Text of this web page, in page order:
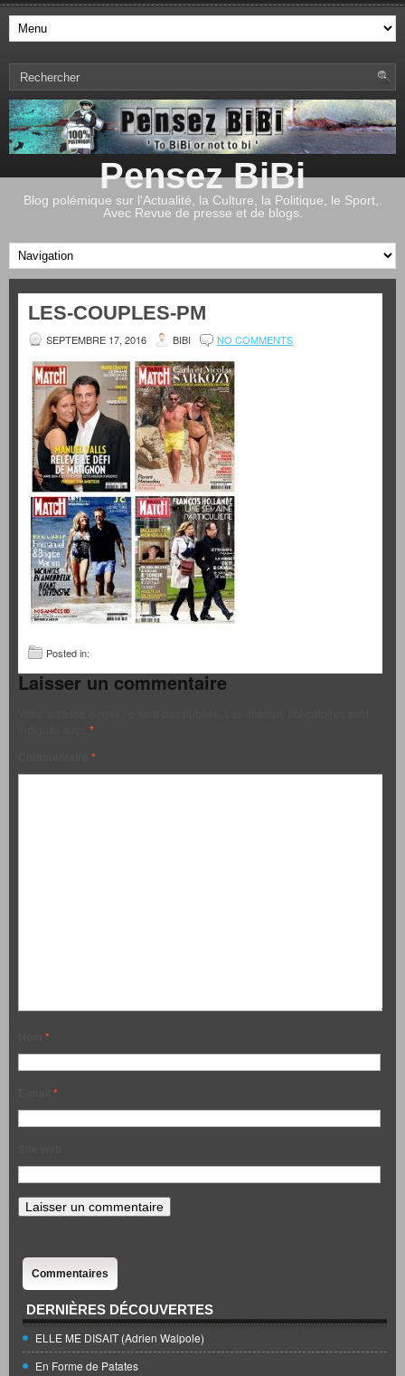
Pensez BiBi
Blog polémique sur l'Actualité, la Culture, la Politique, le Sport,.
Avec Revue de presse et de blogs.
LES-COUPLES-PM
SEPTEMBRE 17, 2016 BIBI NO COMMENTS
Posted in:
Laisser un commentaire
*
*
*
*
Commentaires
DERNIÈRES DÉCOUVERTES
ELLE ME DISAIT (Adrien Walpole)
En Forme de Patates